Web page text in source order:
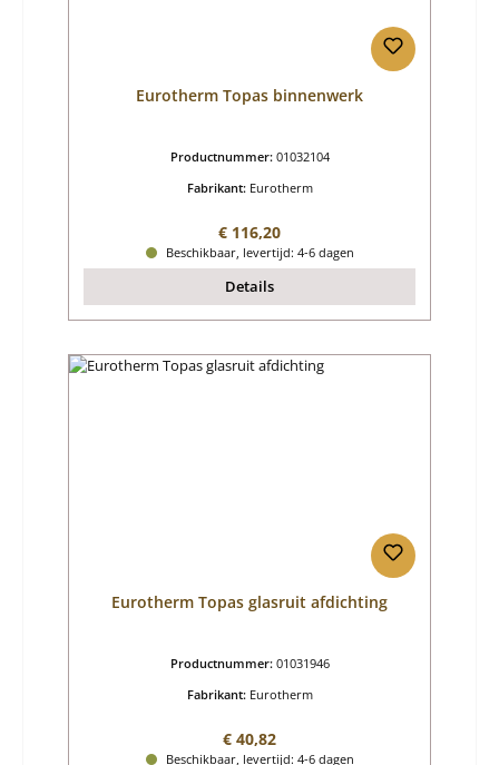
Eurotherm Topas binnenwerk
Productnummer: 01032104
Fabrikant: Eurotherm
Normale prijs:
€ 116,20
Beschikbaar, levertijd: 4-6 dagen
Details
Eurotherm Topas glasruit afdichting
Productnummer: 01031946
Fabrikant: Eurotherm
Normale prijs:
€ 40,82
Beschikbaar, levertijd: 4-6 dagen